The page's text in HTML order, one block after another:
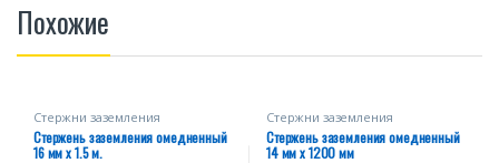
Похожие
Стержни заземления
омедненные
Стержень заземления омедненный
16 мм х 1.5 м.
Стержни заземления
омедненные
Стержень заземления омедненный
14 мм х 1200 мм